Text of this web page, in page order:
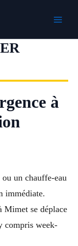
à
un chauffe-eau
immédiate.
Mimet se déplace
compris week-